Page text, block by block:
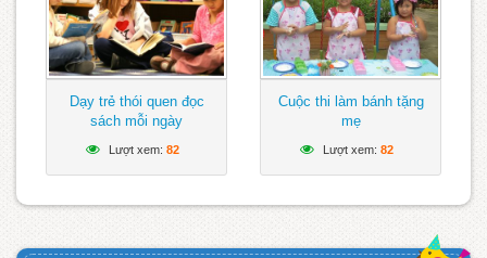
Dạy trẻ thói quen đọc
sách mỗi ngày
Lượt xem: 82
Cuộc thi làm bánh tặng
mẹ
Lượt xem: 82